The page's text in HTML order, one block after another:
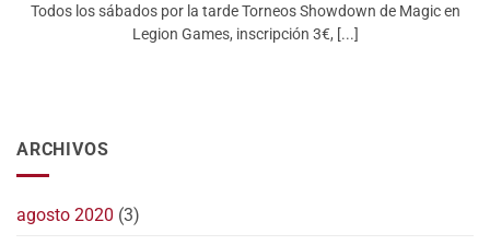
Todos los sábados por la tarde Torneos Showdown de Magic en
Legion Games, inscripción 3€, [...]
ARCHIVOS
agosto 2020 (3)